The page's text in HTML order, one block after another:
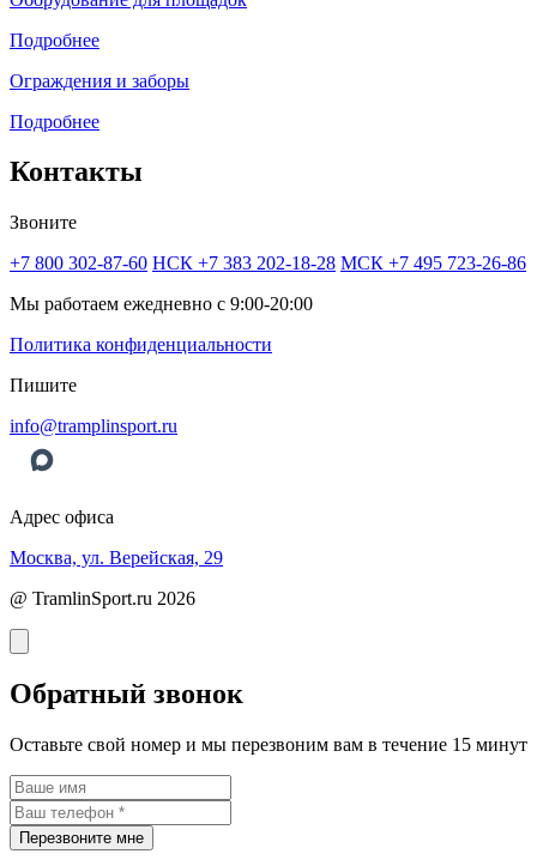
Подробнее
Ограждения и заборы
Подробнее
Контакты
Звоните
+7 800 302-87-60 НСК +7 383 202-18-28 МСК +7 495 723-26-86
Мы работаем ежедневно с 9:00-20:00
Политика конфиденциальности
Пишите
info@tramplinsport.ru
Адрес офиса
Москва, ул. Верейская, 29
@ TramlinSport.ru 2026
Обратный звонок
Оставьте свой номер и мы перезвоним вам в течение 15 минут
Перезвоните мне